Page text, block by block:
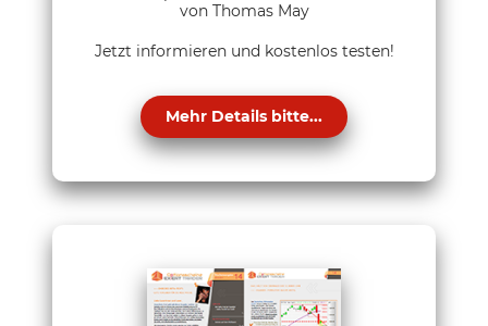
von Thomas May
Jetzt informieren und kostenlos testen!
Mehr Details bitte...